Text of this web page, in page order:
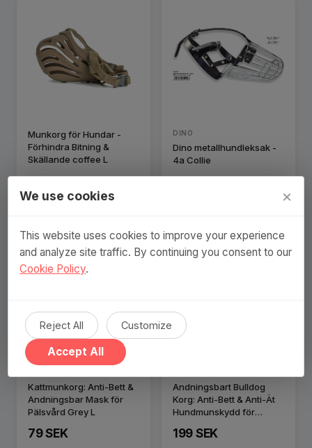
Munkorg för Hundar -
Förhindra Bitning &
Skällande coffee L
DINO
Dino metallhundleksak -
4a Collie
Kattmunkorg: Anti-Bett &
Andningsbar Mask för
Pälsvård Grey L
79 SEK
Andningsbart Bulldog
Korg: Anti-Bett & Anti-Ät
Hundmunskydd för
199 SEK
We use cookies ×
This website uses cookies to improve your experience
and analyze site traffic. By continuing you consent to our
Cookie Policy.
Reject All Customize
Accept All